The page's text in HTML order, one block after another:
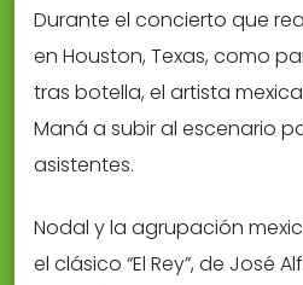
Durante el concierto que
en Houston, Texas, como
tras botella, el artista
Maná a subir al escenario
asistentes.
Nodal y la agrupación
el clásico “El Rey”, de José